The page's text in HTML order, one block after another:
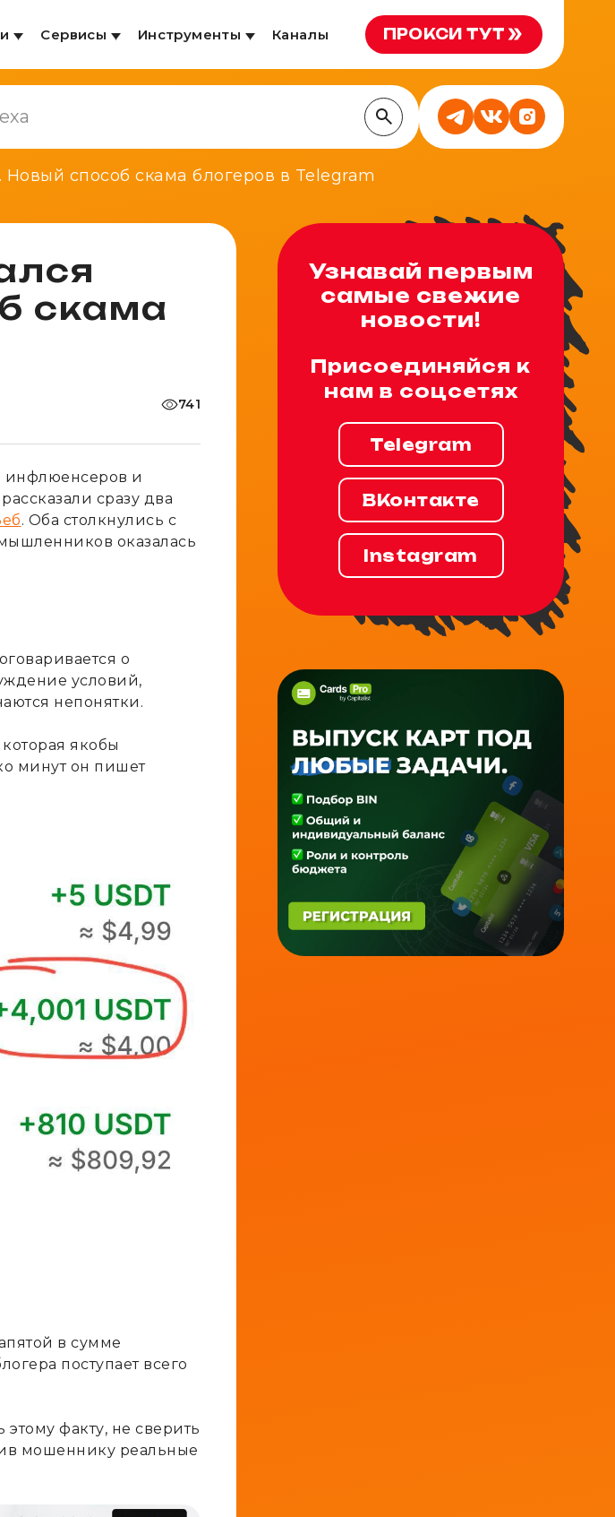
Сервисы Инструменты Каналы ПРОКСИ ТУТ
способ скама блогеров в Telegram
скама
741
инфлюенсеров и
сразу два
. Оба столкнулись с
оказалась
о
условий,
непонятки.
якобы
минут он пишет
в сумме
поступает всего
факту, не сверить
мошеннику реальные
Узнавай первым
самые свежие
новости!
Присоединяйся к
нам в соцсетях
Telegram
ВКонтакте
Instagram